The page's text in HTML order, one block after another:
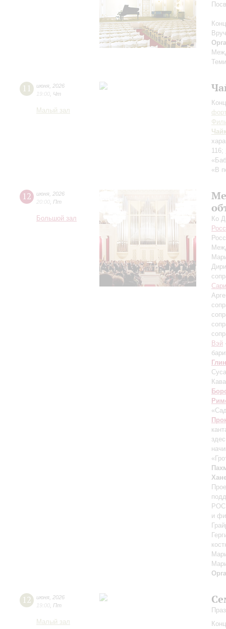
11 июня 2026
19:00 Чт
Малый зал
116;
«В
12 июня 2026
20:00 Пт
Большой зал
Ко
Вэй
и
12 июня 2026
19:00 Пт
Малый зал